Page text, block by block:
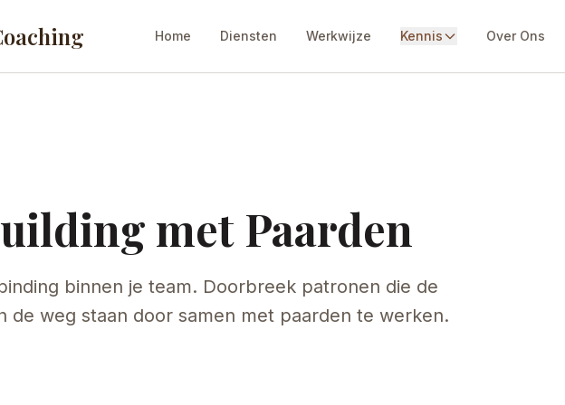
Home Diensten Werkwijze Kennis Over Ons
met Paarden
binnen je team. Doorbreek patronen die de
de weg staan door samen met paarden te werken.